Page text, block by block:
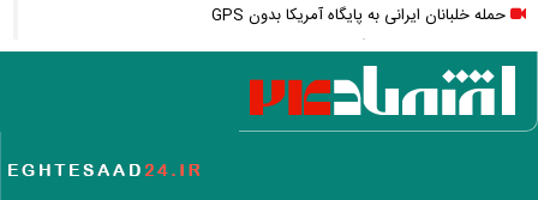
حمله خلبانان ایرانی به پایگاه آمریکا بدون GPS
شرایط تغییر نام خانوادگی و شناسنامه اعلام شد+ مراحل، مدارک لازم و قوانین
جدید ثبت احوال
یک خبر غیرمنتظره درباره توافق ایران و آمریکا